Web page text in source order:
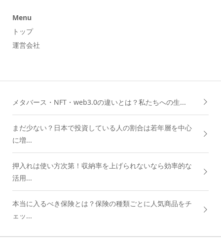
Menu
トップ
運営会社
メタバース・NFT・web3.0の違いとは？私たちへの生...
まだ少ない？日本で投資している人の割合は若年層を中心
に増...
押入れは使い方次第！収納率を上げられないなら効率的な
活用...
本当に入るべき保険とは？保険の種類ごとに人気商品をチ
ェッ...